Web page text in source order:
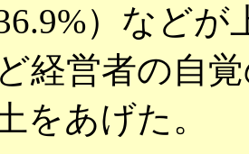
）など
経営者の自
をあげた。